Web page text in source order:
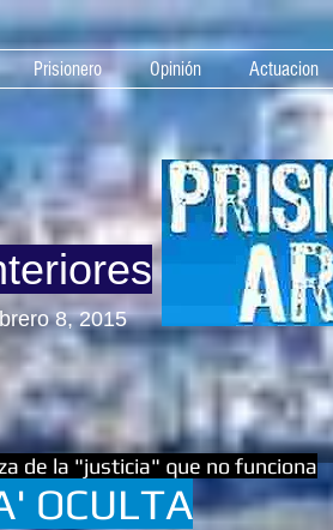
Prisionero Opinión Actuacion
8, 2015
de la "justicia" que no funciona
OCULTA